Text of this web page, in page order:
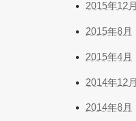
2015年12月
2015年8月
2015年4月
2014年12月
2014年8月